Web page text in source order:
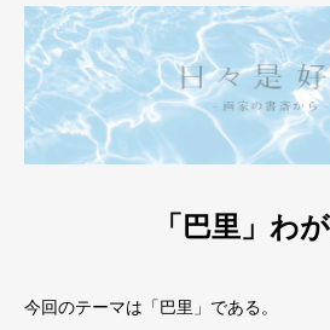
「巴里」わ
今回のテーマは「巴里」である。